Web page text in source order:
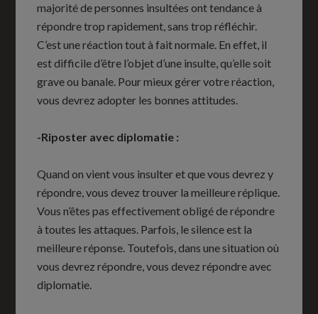
majorité de personnes insultées ont tendance à
répondre trop rapidement, sans trop réfléchir.
C’est une réaction tout à fait normale. En effet, il
est difficile d’être l’objet d’une insulte, qu’elle soit
grave ou banale. Pour mieux gérer votre réaction,
vous devrez adopter les bonnes attitudes.
-Riposter avec diplomatie :
Quand on vient vous insulter et que vous devrez y
répondre, vous devez trouver la meilleure réplique.
Vous n’êtes pas effectivement obligé de répondre
à toutes les attaques. Parfois, le silence est la
meilleure réponse. Toutefois, dans une situation où
vous devrez répondre, vous devez répondre avec
diplomatie.